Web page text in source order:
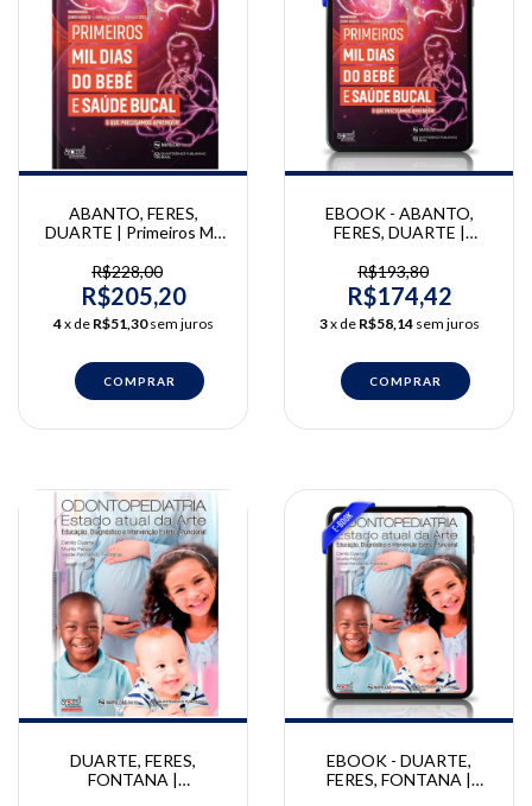
ABANTO, FERES,
DUARTE | Primeiros Mil
Bucal | Danilo Antonio
Duarte, Jenny Abanto,
Murilo Feres
R$228,00
R$205,20
4x de R$51,30 sem juros
EBOOK - ABANTO,
FERES, DUARTE |
Bebê e Saúde Bucal |
Danilo Antonio Duarte,
Jenny Abanto, Murilo
Feres
R$193,80
R$174,42
3x de R$58,14 sem juros
DUARTE, FERES,
FONTANA |
EBOOK - DUARTE,
FERES, FONTANA |